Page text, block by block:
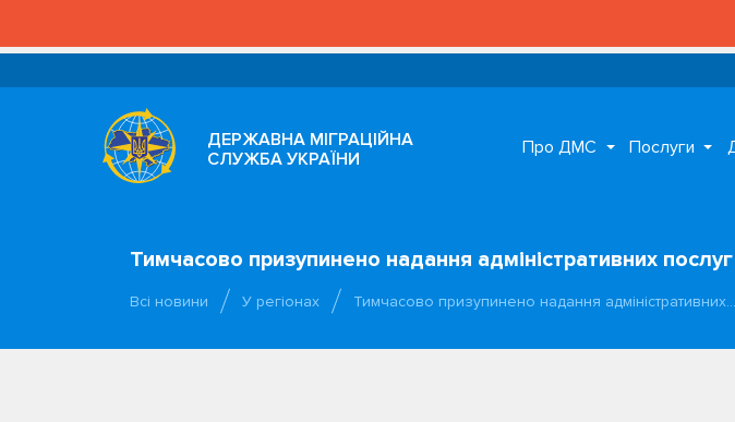
ДЕРЖАВНА МІГРАЦІЙНА
СЛУЖБА УКРАЇНИ
Про ДМС Послуги
Тимчасово призупинено надання адміністративних послуг
Всі новини У регіонах Тимчасово призупинено надання адміністративних…